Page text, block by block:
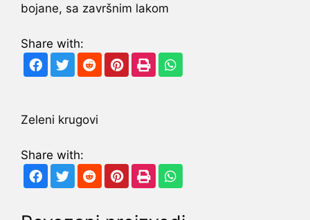
bojane, sa završnim lakom
Share with:
Zeleni krugovi
Share with: